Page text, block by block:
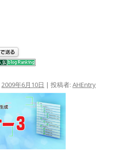
2009年6月10日 | 投稿者: AHEntry